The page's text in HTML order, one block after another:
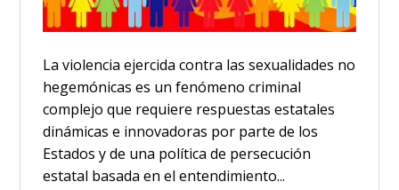
La violencia ejercida contra las sexualidades no
hegemónicas es un fenómeno criminal
complejo que requiere respuestas estatales
dinámicas e innovadoras por parte de los
Estados y de una política de persecución
estatal basada en el entendimiento...